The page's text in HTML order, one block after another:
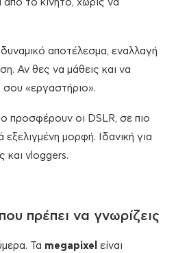
το κινητό, χωρίς να
αποτέλεσμα, εναλλαγή
Αν θες να μάθεις και να
σου «εργαστήριο».
προσφέρουν οι DSLR, σε πιο
εξελιγμένη μορφή. Ιδανική για
και vloggers.
πρέπει να γνωρίζεις
Τα megapixel είναι